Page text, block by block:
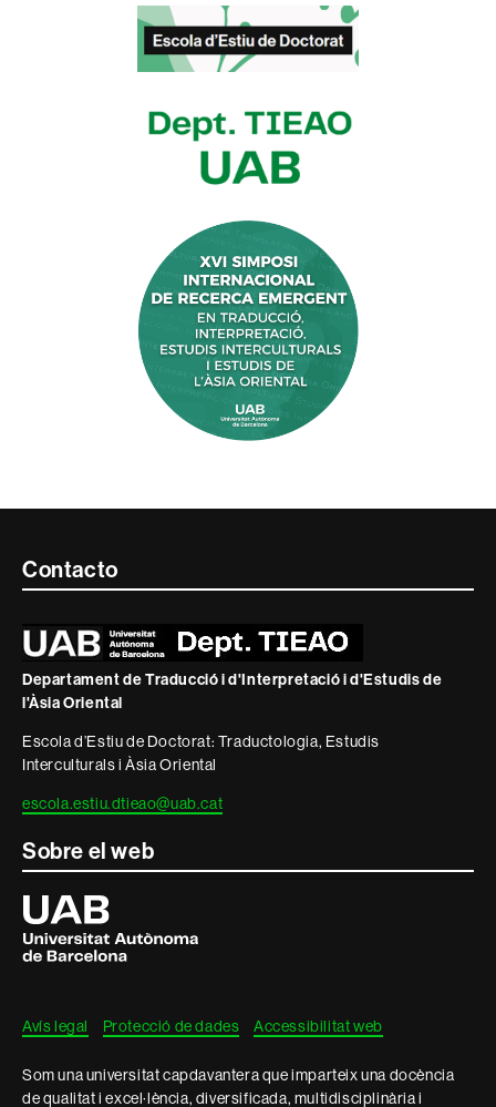
Contacte
informació
legal
Contacto
Departament de Traducció i d'Interpretació i d'Estudis de
l'Àsia Oriental
Escola d’Estiu de Doctorat: Traductologia, Estudis
Interculturals i Àsia Oriental
escola.estiu.dtieao@uab.cat
Sobre el web
Universitat
Autònoma
de
Barcelona
Avís legal Protecció de dades Accessibilitat web
Som una universitat capdavantera que imparteix una docència
de qualitat i excel·lència, diversificada, multidisciplinària i